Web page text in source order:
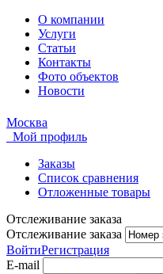
О компании
Услуги
Статьи
Контакты
Фото объектов
Новости
Москва
Мой профиль
Заказы
Список сравнения
Отложенные товары
Отслеживание заказа
Отслеживание заказа
ВойтиРегистрация
E-mail